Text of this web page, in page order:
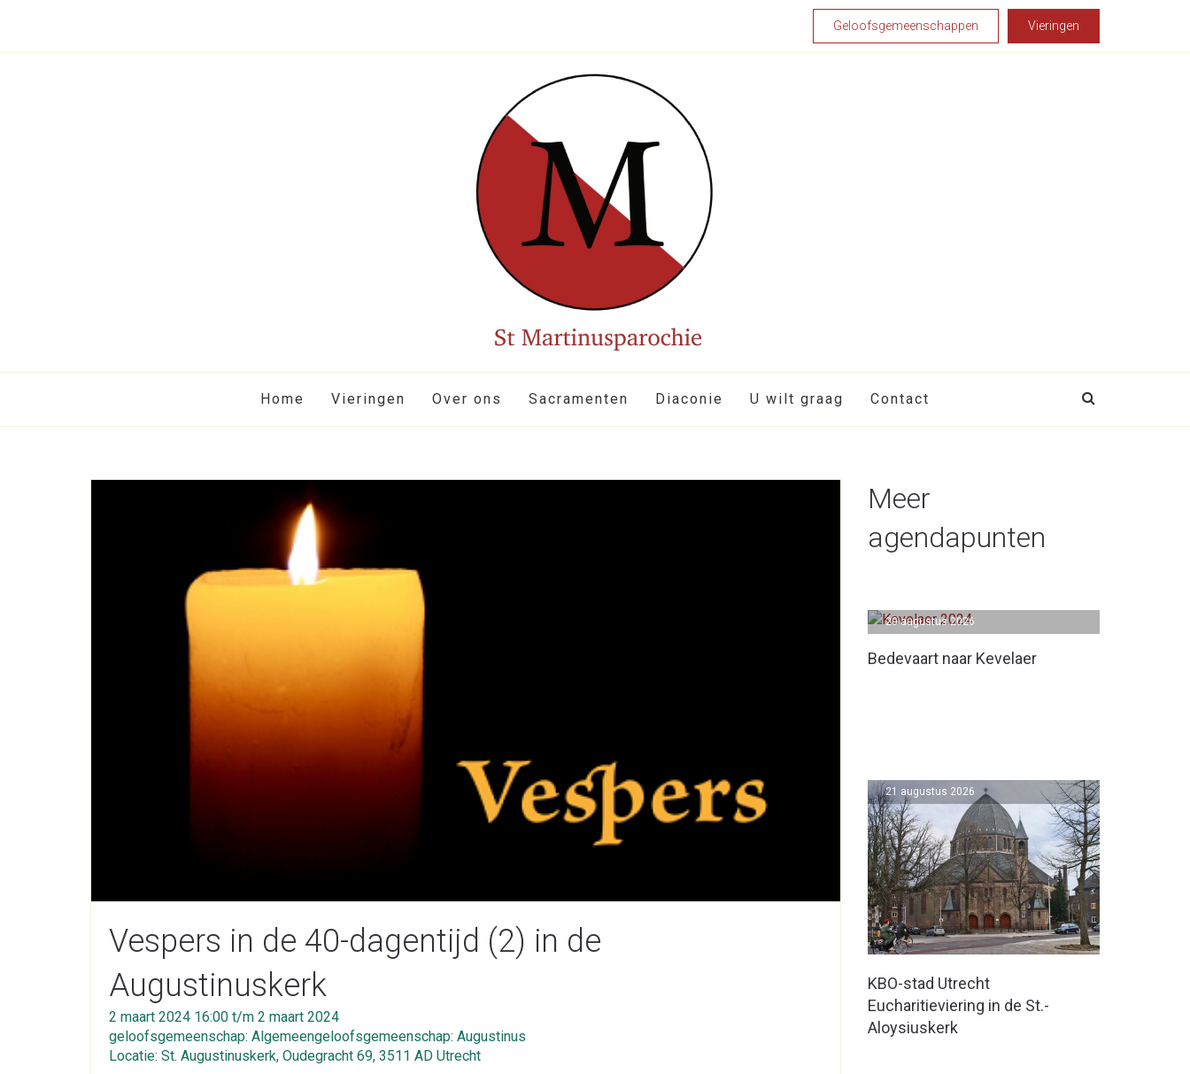
Geloofsgemeenschappen Vieringen
Home Vieringen Over ons Sacramenten Diaconie U wilt graag Contact
Vespers in de 40-dagentijd (2) in de
Augustinuskerk
2 maart 2024 16:00 t/m 2 maart 2024
geloofsgemeenschap: Algemeengeloofsgemeenschap: Augustinus
Locatie: St. Augustinuskerk, Oudegracht 69, 3511 AD Utrecht
Meer
agendapunten
Bedevaart naar Kevelaer
20 augustus 2026
KBO-stad Utrecht
Eucharitieviering in de St.-
Aloysiuskerk
21 augustus 2026